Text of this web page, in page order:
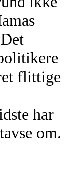
flittige
har
om.